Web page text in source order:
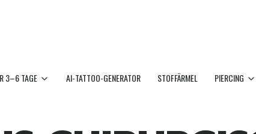
3–6 TAGE AI-TATTOO-GENERATOR STOFFÄRMEL PIERCING